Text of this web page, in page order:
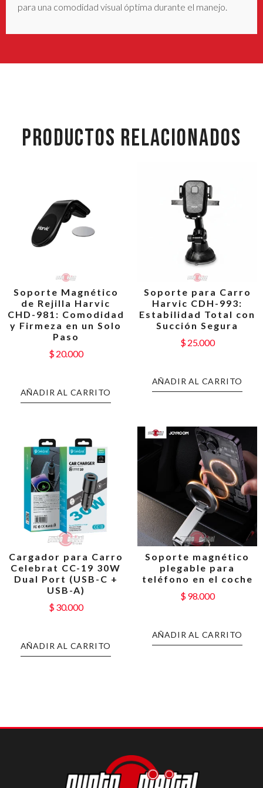
para una comodidad visual óptima durante el manejo.
PRODUCTOS RELACIONADOS
Soporte Magnético
de Rejilla Harvic
CHD-981: Comodidad
y Firmeza en un Solo
Paso
$20.000
AÑADIR AL CARRITO
Soporte para Carro
Harvic CDH-993:
Estabilidad Total con
Succión Segura
$25.000
AÑADIR AL CARRITO
Cargador para Carro
Celebrat CC-19 30W
Dual Port (USB-C +
USB-A)
$30.000
AÑADIR AL CARRITO
Soporte magnético
plegable para
teléfono en el coche
$98.000
AÑADIR AL CARRITO